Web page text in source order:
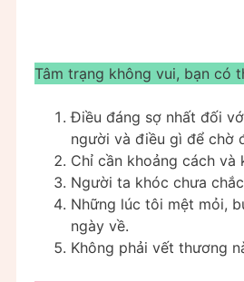
Tâm trạng không vui, bạn có
Điều đáng sợ nhất đối
người và điều gì để chờ
Chỉ cần khoảng cách
Người ta khóc chưa
Những lúc tôi mệt mỏi,
ngày về.
Không phải vết thương